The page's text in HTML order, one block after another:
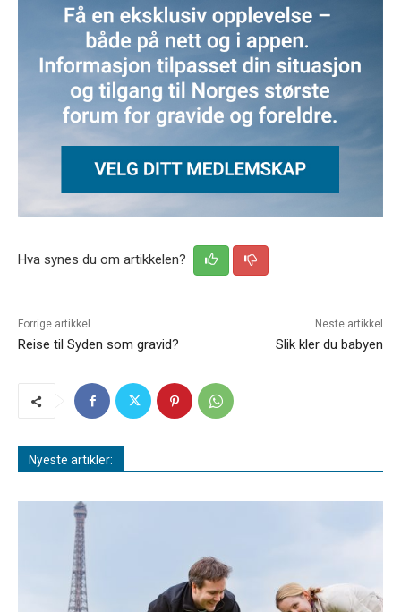
Hva synes du om artikkelen?
Forrige artikkel
Reise til Syden som gravid?
Neste artikkel
Slik kler du babyen
Nyeste artikler: